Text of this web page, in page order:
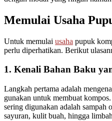
Memulai Usaha
Untuk memulai usaha pupuk
perlu diperhatikan. Berikut
1. Kenali Bahan Baku
Langkah pertama adalah
gunakan untuk membuat
sering digunakan adalah sampah
sayuran, kulit buah, hingga